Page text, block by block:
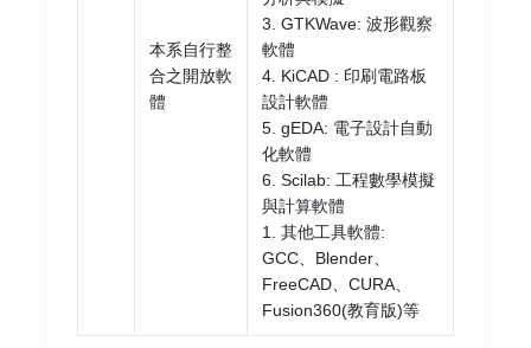
本系自行整
合之開放軟
體
3. GTKWave: 波形觀察
軟體
4. KiCAD : 印刷電路板
設計軟體
5. gEDA: 電子設計自動
化軟體
6. Scilab: 工程數學模擬
與計算軟體
1. 其他工具軟體:
GCC、Blender、
FreeCAD、CURA、
Fusion360(教育版)等